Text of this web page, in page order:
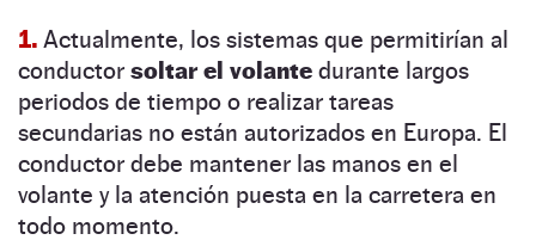
1. Actualmente, los sistemas que permitirían al
conductor soltar el volante durante largos
periodos de tiempo o realizar tareas
secundarias no están autorizados en Europa. El
conductor debe mantener las manos en el
volante y la atención puesta en la carretera en
todo momento.